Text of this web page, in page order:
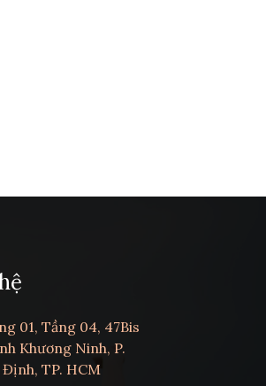
01, Tầng 04, 47Bis
Khương Ninh, P.
TP. HCM